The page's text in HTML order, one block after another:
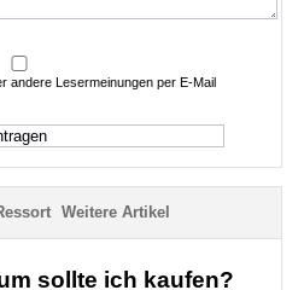
andere Lesermeinungen per E-Mail
Weitere Artikel
sollte ich kaufen?